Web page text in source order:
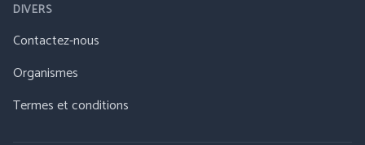
DIVERS
Contactez-nous
Organismes
Termes et conditions